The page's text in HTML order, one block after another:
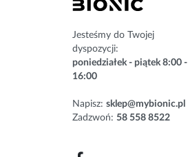
Jesteśmy do Twojej
dyspozycji:
poniedziałek - piątek 8:00 -
16:00
Napisz: sklep@mybionic.pl
Zadzwoń: 58 558 8522